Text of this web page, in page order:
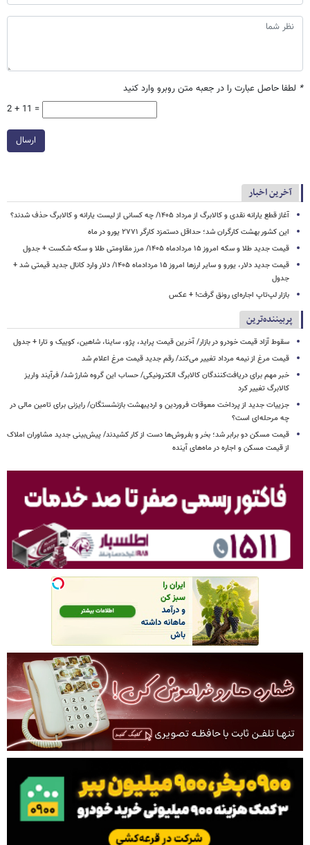
* لطفا حاصل عبارت را در جعبه متن روبرو وارد کنید
2 + 11 =
ارسال
آخرین اخبار
آغاز قطع یارانه نقدی و کالابرگ از مرداد ۱۴۰۵/ چه کسانی از لیست یارانه و کالابرگ حذف شدند؟
این کشور بهشت کارگران شد؛ حداقل دستمزد کارگر ۲۷۷۱ یورو در ماه
قیمت جدید طلا و سکه امروز ۱۵ مردادماه ۱۴۰۵/ مرز مقاومتی طلا و سکه شکست + جدول
قیمت جدید دلار، یورو و سایر ارزها امروز ۱۵ مردادماه ۱۴۰۵/ دلار وارد کانال جدید قیمتی شد +
جدول
بازار لپ‌تاپ اجاره‌ای رونق گرفت! + عکس
پربیننده‌ترین
سقوط آزاد قیمت خودرو در بازار/ آخرین قیمت پراید، پژو، ساینا، شاهین، کوییک و تارا + جدول
قیمت مرغ از نیمه مرداد تغییر می‌کند/ رقم جدید قیمت مرغ اعلام شد
خبر مهم برای دریافت‌کنندگان کالابرگ الکترونیکی/ حساب این گروه شارژ شد/ فرآیند واریز
کالابرگ تغییر کرد
جزییات جدید از پرداخت معوقات فروردین و اردیبهشت بازنشستگان/ رایزنی برای تامین مالی در
چه مرحله‌ای است؟
قیمت مسکن دو برابر شد؛ بخر و بفروش‌ها دست از کار کشیدند/ پیش‌بینی جدید مشاوران املاک
از قیمت مسکن و اجاره‌ در ماه‌های آینده